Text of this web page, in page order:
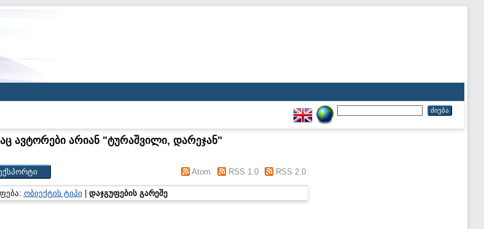
ავტორები არიან "ტურაშვილი, დარეჯან"
Atom RSS 1.0 RSS 2.0
ობიექტის ტიპი დაჯგუფების გარეშე